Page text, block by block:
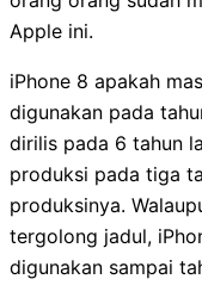
Apple ini.
iPhone 8 apakah
digunakan pada
dirilis pada 6 tahun
produksi pada tiga
produksinya.
tergolong jadul,
digunakan sampai